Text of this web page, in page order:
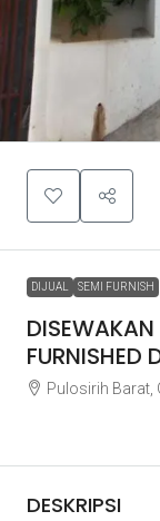
DIJUAL SEMI FURNISH
FURNISHED
Pulosirih Barat,
DESKRIPSI